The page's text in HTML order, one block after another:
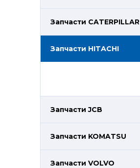
Запчасти CATERPILLAR
Запчасти HITACHI
Запчасти JCB
Запчасти KOMATSU
Запчасти VOLVO